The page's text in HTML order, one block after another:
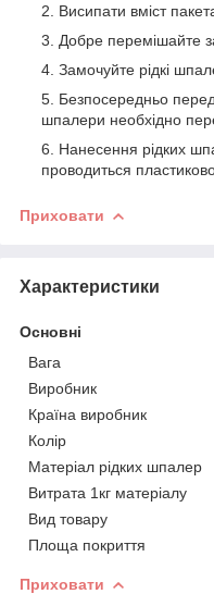
Висипати вміст
Добре перемішайте
Замочуйте рідкі
Безпосередньо
шпалери необхідно
Нанесення рідких
проводиться
Приховати
Характеристики
Основні
Вага
Виробник
Країна виробник
Колір
Матеріал рідких шпалер
Витрата 1кг матеріалу
Вид товару
Площа покриття
Приховати